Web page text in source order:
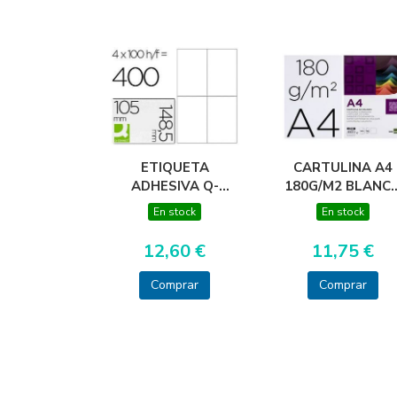
ETIQUETA
ADHESIVA Q-
CONNECT KF10660
TAMAÑO 105X148,5
MM
FOTOCOPIADORA
LASER INK-JET CAJA
CON 100 HOJ
En stock
12,60 €
Comprar
CARTULINA A4
180G/M2
PAQUETE DE 100
En stock
11,75 €
Comprar